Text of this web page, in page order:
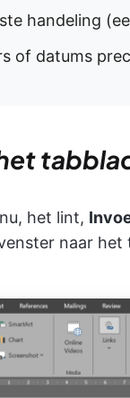
handeling
of datums
het lint,
naar het